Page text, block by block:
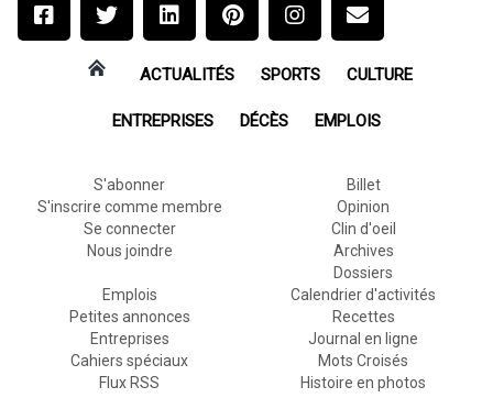
ACTUALITÉS SPORTS CULTURE
ENTREPRISES DÉCÈS EMPLOIS
S'abonner
S'inscrire comme membre
Se connecter
Nous joindre
Billet
Opinion
Clin d'oeil
Archives
Dossiers
Emplois
Petites annonces
Entreprises
Cahiers spéciaux
Flux RSS
Calendrier d'activités
Recettes
Journal en ligne
Mots Croisés
Histoire en photos